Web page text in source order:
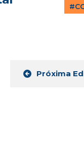
Próxima